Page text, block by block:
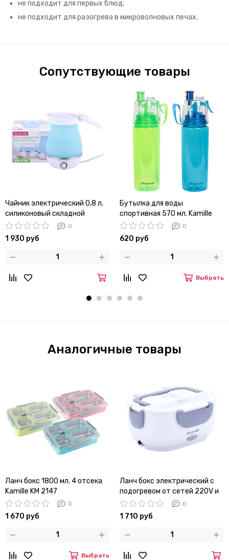
не подходит для первых блюд;
не подходит для разогрева в микроволновых печах.
Сопутствующие товары
Чайник электрический 0,8 л.
силиконовый складной
Kamille KM-1724 голубой с
белым
0
1 930 руб
Бутылка для воды
спортивная 570 мл. Kamille
KM-2301 из пластика тритан
0
620 руб
Выбрать
Аналогичные товары
Ланч бокс 1800 мл. 4 отсека
Kamille KM 2147
0
1 670 руб
Выбрать
Ланч бокс электрический с
подогревом от сетей 220V и
12V Kamille КМ-2130A
0
1 710 руб